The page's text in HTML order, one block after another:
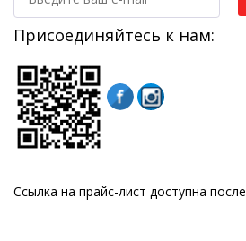
Присоединяйтесь к нам:
Ссылка на прайс-лист доступна после